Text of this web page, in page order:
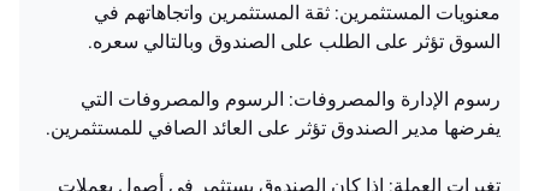
معنويات المستثمرين: ثقة المستثمرين واتجاهاتهم في
السوق تؤثر على الطلب على الصندوق وبالتالي سعره.
رسوم الإدارة والمصروفات: الرسوم والمصروفات التي
يفرضها مدير الصندوق تؤثر على العائد الصافي للمستثمرين.
تغيرات العملة: إذا كان الصندوق يستثمر في أصول بعملات